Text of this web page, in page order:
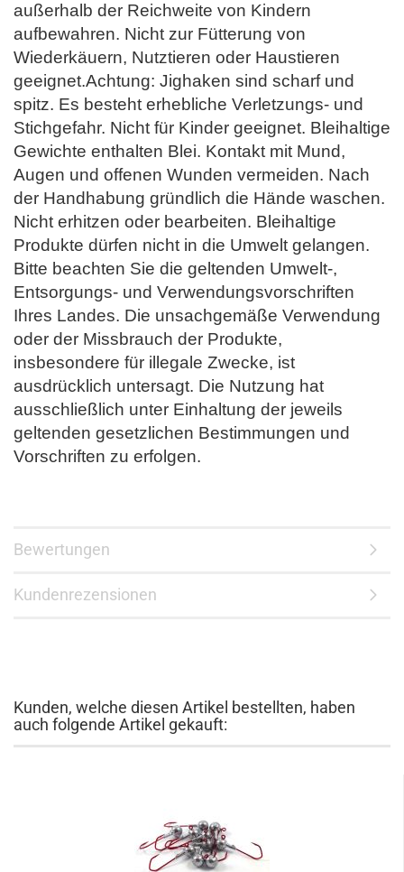
außerhalb der Reichweite von Kindern
aufbewahren. Nicht zur Fütterung von
Wiederkäuern, Nutztieren oder Haustieren
geeignet.Achtung: Jighaken sind scharf und
spitz. Es besteht erhebliche Verletzungs- und
Stichgefahr. Nicht für Kinder geeignet. Bleihaltige
Gewichte enthalten Blei. Kontakt mit Mund,
Augen und offenen Wunden vermeiden. Nach
der Handhabung gründlich die Hände waschen.
Nicht erhitzen oder bearbeiten. Bleihaltige
Produkte dürfen nicht in die Umwelt gelangen.
Bitte beachten Sie die geltenden Umwelt-,
Entsorgungs- und Verwendungsvorschriften
Ihres Landes. Die unsachgemäße Verwendung
oder der Missbrauch der Produkte,
insbesondere für illegale Zwecke, ist
ausdrücklich untersagt. Die Nutzung hat
ausschließlich unter Einhaltung der jeweils
geltenden gesetzlichen Bestimmungen und
Vorschriften zu erfolgen.
Bewertungen
Kundenrezensionen
Kunden, welche diesen Artikel bestellten, haben
auch folgende Artikel gekauft: